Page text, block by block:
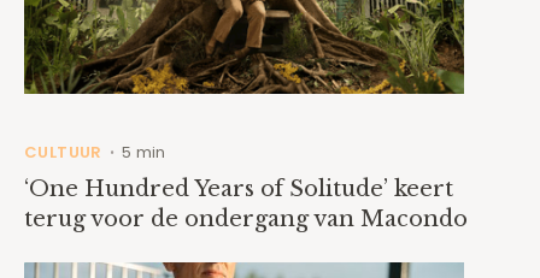
CULTUUR • 5 min
‘One Hundred Years of Solitude’ keert
terug voor de ondergang van Macondo